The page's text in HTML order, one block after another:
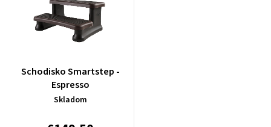
Schodisko Smartstep -
Espresso
Skladom